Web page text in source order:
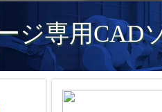
ジ専用CAD